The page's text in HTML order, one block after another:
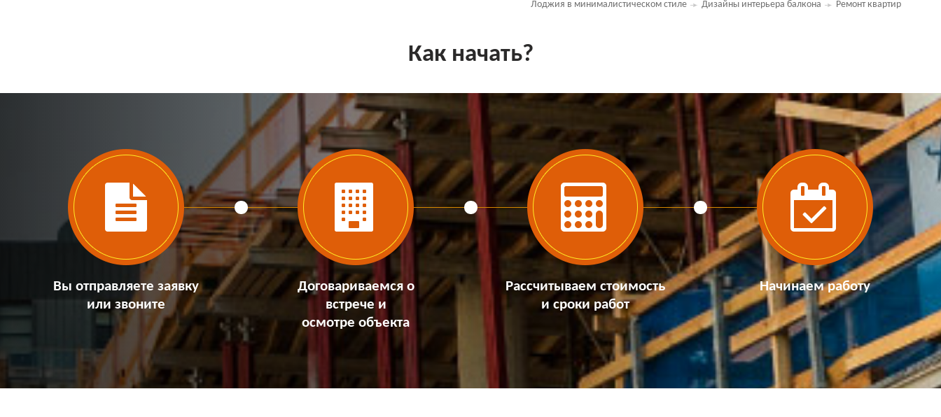
Ремонт квартир
Дизайны интерьера балкона
Лоджия в минималистическом стиле
Как начать?
Вы отправляете заявку
или звоните
Договариваемся о
встрече и
осмотре объекта
Рассчитываем стоимость
и сроки работ
Начинаем работу